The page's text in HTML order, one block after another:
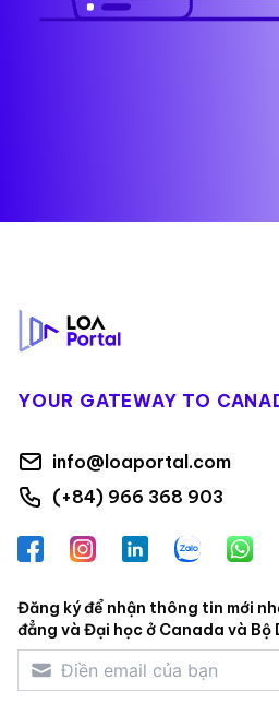
YOUR GATEWAY TO
info@loaportal.com
(+84) 966 368 903
FacebookInstagramLinkedInZalo
Đăng ký để nhận thông tin mới
đẳng và Đại học ở Canada và Bộ